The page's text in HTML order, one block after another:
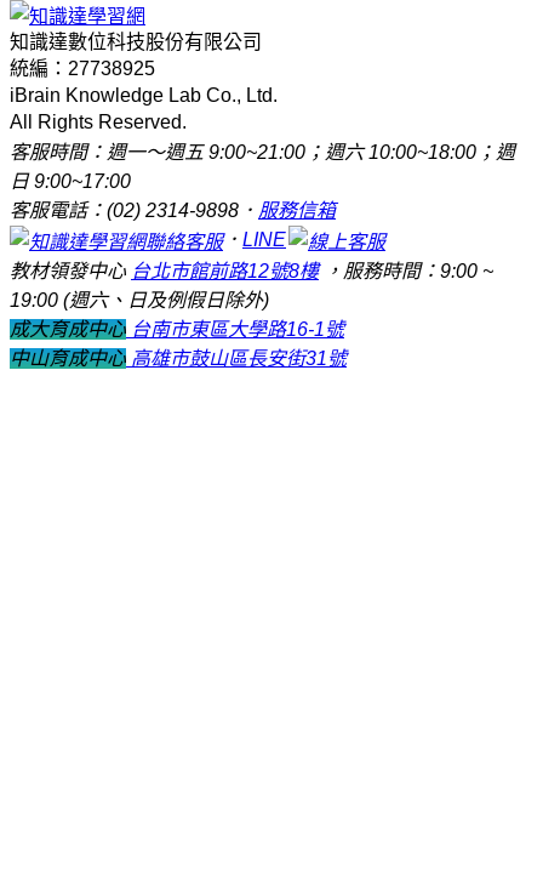
知識達數位科技股份有限公司
統編：27738925
iBrain Knowledge Lab Co., Ltd.
All Rights Reserved.
客服時間：週一～週五 9:00~21:00；週六 10:00~18:00；週
日 9:00~17:00
客服電話：(02) 2314-9898． 服務信箱
． LINE
教材領發中心 台北市館前路12號8樓，服務時間：9:00 ~
19:00 (週六、日及例假日除外)
成大育成中心 台南市東區大學路16-1號
中山育成中心 高雄市鼓山區長安街31號